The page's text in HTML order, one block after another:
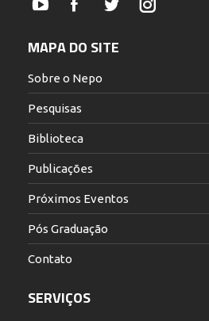
YouTubeFacebookTwitterInstagram
MAPA DO SITE
Sobre o Nepo
Pesquisas
Biblioteca
Publicações
Próximos Eventos
Pós Graduação
Contato
SERVIÇOS